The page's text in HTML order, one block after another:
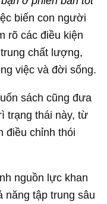
biến con người
rõ các điều kiện
chất lượng,
việc và đời sống.
sách cũng đưa
trạng thái này, từ
điều chỉnh thói
nguồn lực khan
năng tập trung sâu